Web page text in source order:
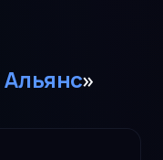
Альянс»